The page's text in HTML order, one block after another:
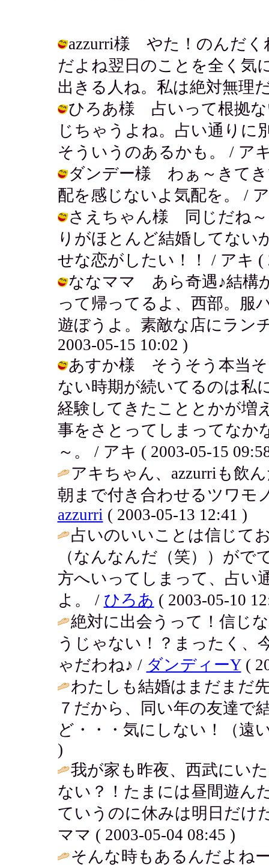
azzurri様 やた！のんだく
だよね翌日のことを全く気
出きる人ね。私は絶対無理
ひろあ様 占いって根拠な
じちゃうよね。占い通りに
そういうのあるかも。 / ア
ダンデー様 わぁ～きて
配を感じないよ気配を。 /
さえちゃん様 同じだね～
りがほとんど結婚してない
せな恋がしたい！！ / アキ (
ななママ あら奇遇♪結構
って帰ってるよ、西部。
遊ぼうよ。素敵な店にラン
2003-05-15 10:02 )
あすか様 そうそう本当そ
ない時期が続いてるのは私
経験してきたこととかが増
事をさとってしまってなか
～。 / アキ ( 2003-05-15
アキちゃん、azzurriも飲
朝まで付き合わせるツワモ
azzurri ( 2003-05-13 12:41 )
占いのいいことは信じて
（なんなんだ（笑））が
方へいってしまって、占い
よ。 / ひろあ ( 2003-05-10
絶対に出会うって！信じ
うじゃない！？まったく、
ゃだわね♪ / ダンディーY(
わたしも結婚はまだまだ
７だから、同い年の友達で
ど・・・気にしない！（遠
)
我が家も昨夜、西武にい
ない？！たまには昼間遊ん
ていうのに休みは明日だけ
ママ ( 2003-05-04 08:45 )
そんな時もあるんだよね